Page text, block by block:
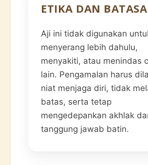
ETIKA DAN
Aji ini tidak digunakan
menyerang lebih dahulu,
menyakiti, atau menindas
lain. Pengamalan harus
niat menjaga diri, tidak
batas, serta tetap
mengedepankan akhlak
tanggung jawab batin.